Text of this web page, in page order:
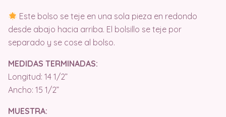
Este bolso se teje en una sola pieza en redondo
desde abajo hacia arriba. El bolsillo se teje por
separado y se cose al bolso.
MEDIDAS TERMINADAS:
Longitud: 14 1/2”
Ancho: 15 1/2”
MUESTRA: